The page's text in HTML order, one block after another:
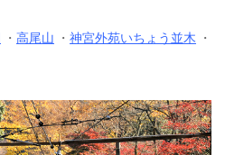
・ 高尾山 ・ 神宮外苑いちょう並木 ・